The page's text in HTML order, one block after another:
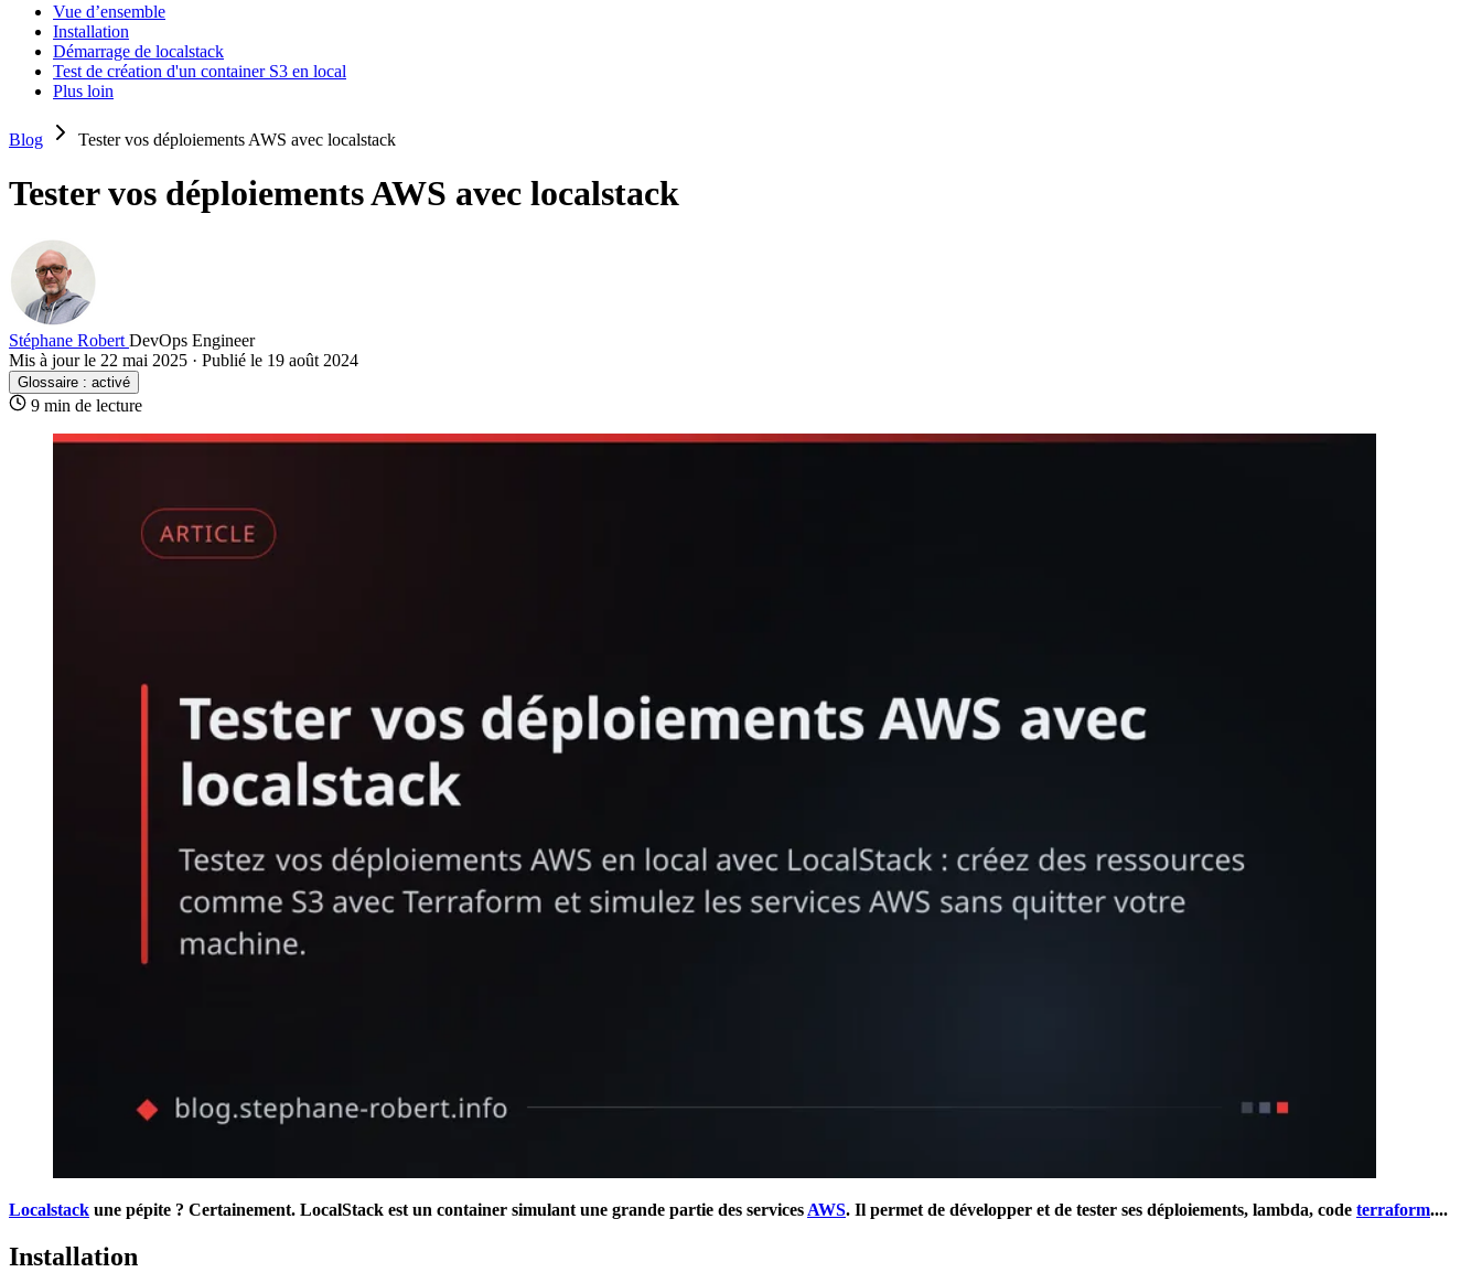
Vue d’ensemble
Installation
Démarrage de localstack
Test de création d'un container S3 en local
Plus loin
Blog Tester vos déploiements AWS avec localstack
Tester vos déploiements AWS avec localstack
Stéphane Robert DevOps Engineer
Mis à jour le 22 mai 2025 · Publié le 19 août 2024
Glossaire : activé
9 min de lecture
Localstack une pépite ? Certainement. LocalStack est un container simulant une grande partie des services AWS. Il permet de développer et de tester ses déploiements, lambda, code terraform....
Installation